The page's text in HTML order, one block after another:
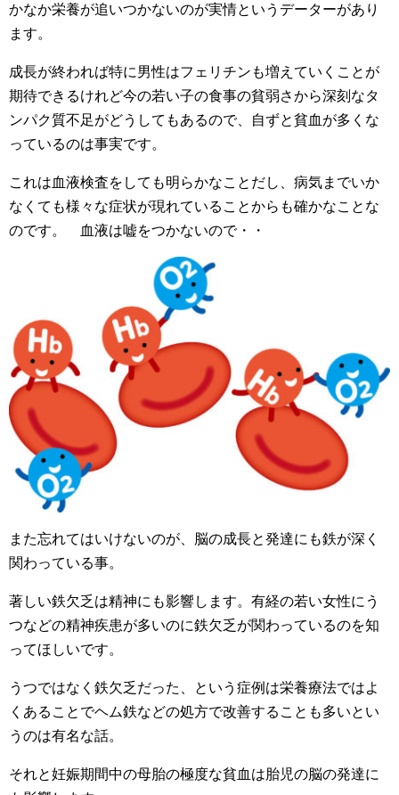
かなか栄養が追いつかないのが実情というデーターがあり
ます。
成長が終われば特に男性はフェリチンも増えていくことが
期待できるけれど今の若い子の食事の貧弱さから深刻なタ
ンパク質不足がどうしてもあるので、自ずと貧血が多くな
っているのは事実です。
これは血液検査をしても明らかなことだし、病気までいか
なくても様々な症状が現れていることからも確かなことな
のです。 血液は嘘をつかないので・・
また忘れてはいけないのが、脳の成長と発達にも鉄が深く
関わっている事。
著しい鉄欠乏は精神にも影響します。有経の若い女性にう
つなどの精神疾患が多いのに鉄欠乏が関わっているのを知
ってほしいです。
うつではなく鉄欠乏だった、という症例は栄養療法ではよ
くあることでヘム鉄などの処方で改善することも多いとい
うのは有名な話。
それと妊娠期間中の母胎の極度な貧血は胎児の脳の発達に